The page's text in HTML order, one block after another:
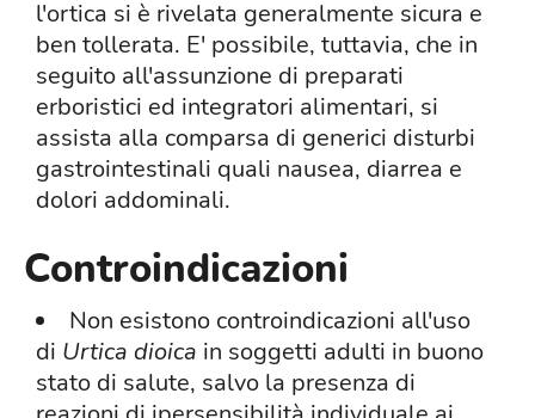
l'ortica si è rivelata generalmente sicura e
ben tollerata. E' possibile, tuttavia, che in
seguito all'assunzione di preparati
erboristici ed integratori alimentari, si
assista alla comparsa di generici disturbi
gastrointestinali quali nausea, diarrea e
dolori addominali.
Controindicazioni
Non esistono controindicazioni all'uso
di Urtica dioica in soggetti adulti in buono
stato di salute, salvo la presenza di